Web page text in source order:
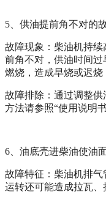
5 、供油提前角不对的
故障现象：柴油机持
前角不对，供油时间
燃烧，造成早烧或迟烧
故障排除：通过调整
方法请参照“使用说明
6 、油底壳进柴油使油
故障特征：柴油机排
运转还可能造成拉瓦、